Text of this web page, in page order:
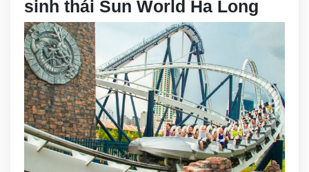
sinh thái Sun World Ha Long